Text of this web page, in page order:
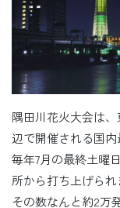
隅田川花火大会は
辺で開催される国内
毎年7月の最終土曜
所から打ち上げられ
その数なんと約2万